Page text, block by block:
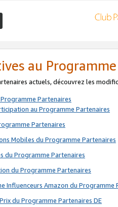
au
actuels, découvrez les
Partenaires
au Programme Partenaires
Partenaires
Mobiles du Programme Partenaires
du Programme Partenaires
du Programme Partenaires
Influenceurs Amazon du Programme
du Programme Partenaires DE